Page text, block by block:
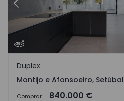
Anterior
Montijo e Afonsoeiro, Setúbal
Duplex
Montijo e Afonsoeiro, Setúbal
Comprar 840.000 €